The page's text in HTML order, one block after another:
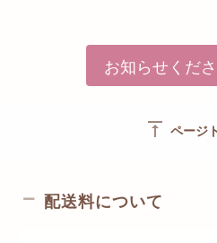
お知らせくだ
vertical_align_top ページ
配送料について